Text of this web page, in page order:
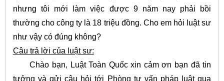
nhưng tôi mới làm việc được 9 năm nay phải bồi
thường cho công ty là 18 triệu đồng. Cho em hỏi luật sư
như vậy có đúng không?
Câu trả lời của luật sư:
Chào bạn, Luật Toàn Quốcxin cảm ơn bạn đã tin
tưởng và gửi câu hỏi tới Phòng tư vấn pháp luật qua